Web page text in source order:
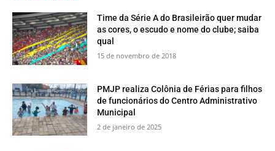
Time da Série A do Brasileirão quer mudar
as cores, o escudo e nome do clube; saiba
qual
15 de novembro de 2018
PMJP realiza Colônia de Férias para filhos
de funcionários do Centro Administrativo
Municipal
2 de janeiro de 2025